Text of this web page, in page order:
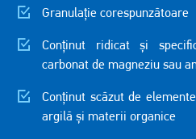
Granulație corespunzătoare
Conținut ridicat și
carbonat de magneziu sau
Conținut scăzut de
argilă și materii organice